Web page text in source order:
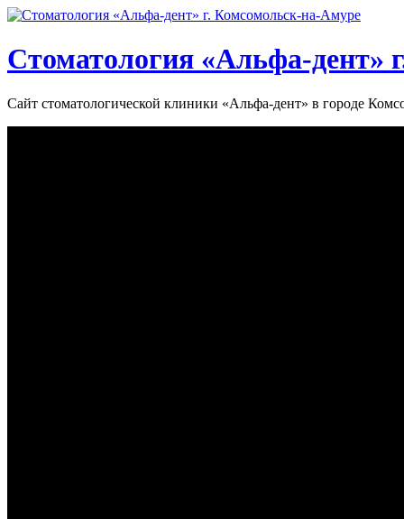
Стоматология «‎Альфа-дент»‎
Сайт стоматологической клиники «‎Альфа-дент» в городе